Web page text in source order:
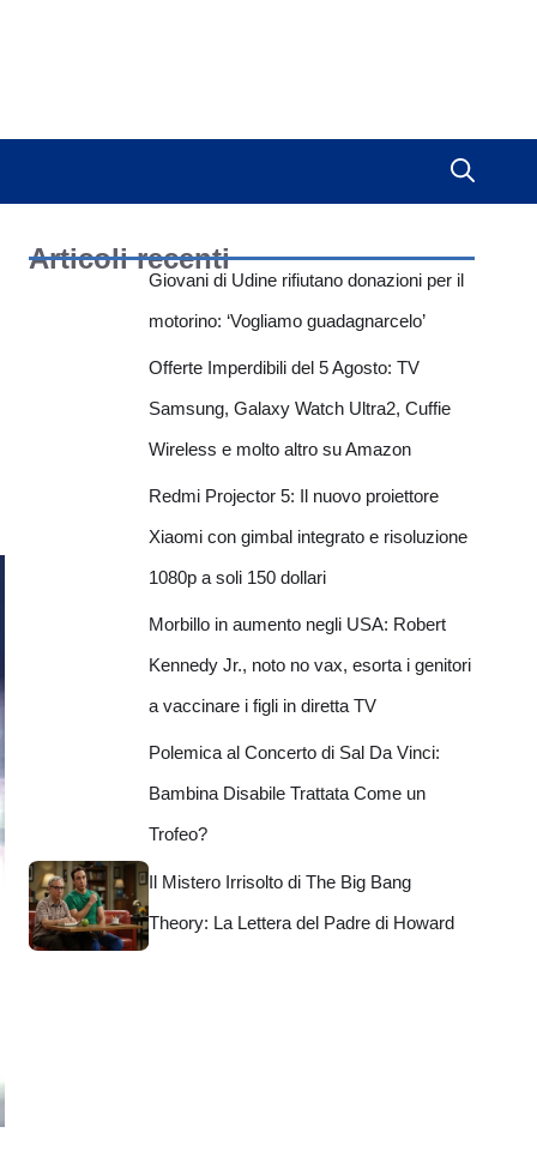
Articoli recenti
Giovani di Udine rifiutano donazioni per il
motorino: ‘Vogliamo guadagnarcelo’
Offerte Imperdibili del 5 Agosto: TV
Samsung, Galaxy Watch Ultra2, Cuffie
Wireless e molto altro su Amazon
Redmi Projector 5: Il nuovo proiettore
Xiaomi con gimbal integrato e risoluzione
1080p a soli 150 dollari
Morbillo in aumento negli USA: Robert
Kennedy Jr., noto no vax, esorta i genitori
a vaccinare i figli in diretta TV
Polemica al Concerto di Sal Da Vinci:
Bambina Disabile Trattata Come un
Trofeo?
Il Mistero Irrisolto di The Big Bang
Theory: La Lettera del Padre di Howard